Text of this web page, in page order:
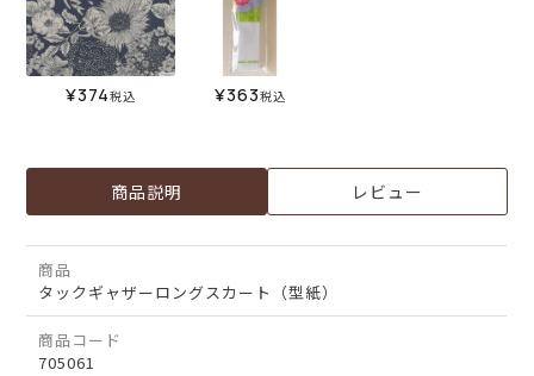
¥374税込 ¥363税込
商品説明 レビュー
商品
タックギャザーロングスカート（型紙）
商品コード
705061